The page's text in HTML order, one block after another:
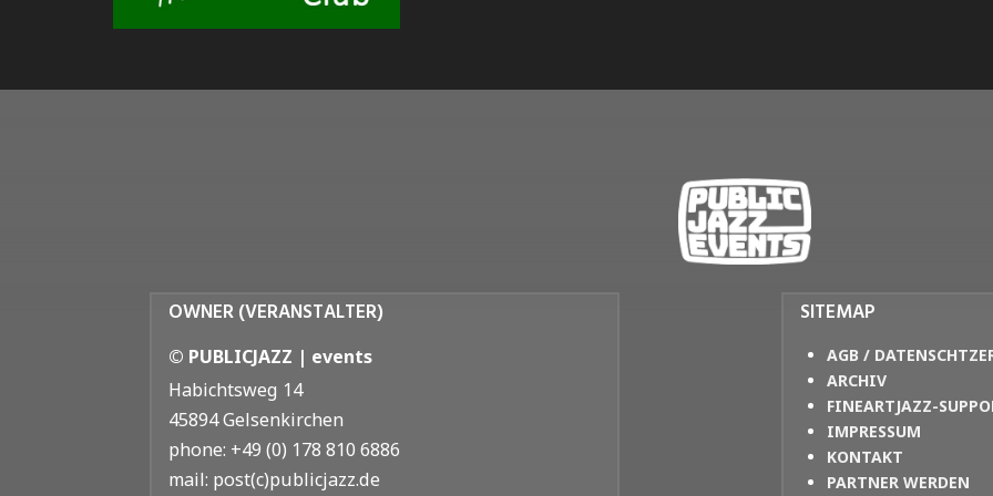
OWNER (VERANSTALTER)
© PUBLICJAZZ | events
Habichtsweg 14
45894 Gelsenkirchen
phone: +49 (0) 178 810 6886
mail: post(c)publicjazz.de
SITEMAP
AGB /
ARCHIV
FINEARTJAZZ-
IMPRESSUM
KONTAKT
PARTNER WERDEN